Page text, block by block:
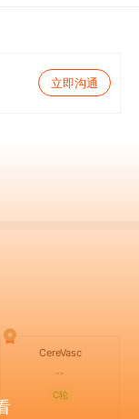
立即沟通
CereVasc
--
C轮